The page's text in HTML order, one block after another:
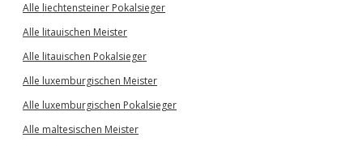
Alle liechtensteiner Pokalsieger
Alle litauischen Meister
Alle litauischen Pokalsieger
Alle luxemburgischen Meister
Alle luxemburgischen Pokalsieger
Alle maltesischen Meister